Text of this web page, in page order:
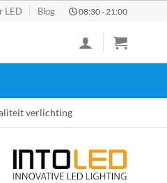
LED Blog 08:30 - 21:00
verlichting